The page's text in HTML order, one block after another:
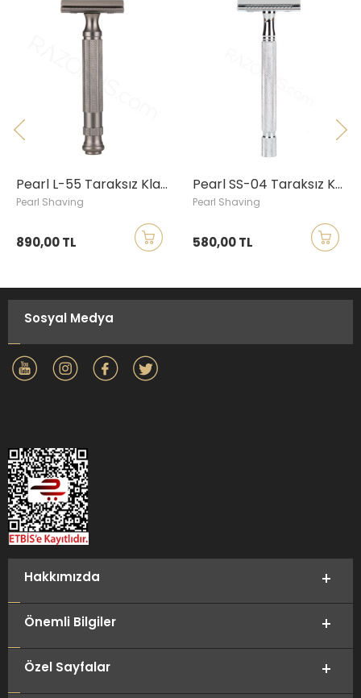
Pearl L-55 Taraksız Klasik Tıraş Aleti, Grafit
Pearl Shaving
890,00 TL
Pearl SS-04 Taraksız Klasik Tıraş Aleti, Krom
Pearl Shaving
580,00 TL
Sosyal Medya
Hakkımızda
Önemli Bilgiler
Özel Sayfalar